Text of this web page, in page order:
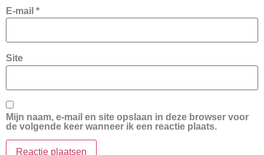
E-mail *
Site
Mijn naam, e-mail en site opslaan in deze browser voor
de volgende keer wanneer ik een reactie plaats.